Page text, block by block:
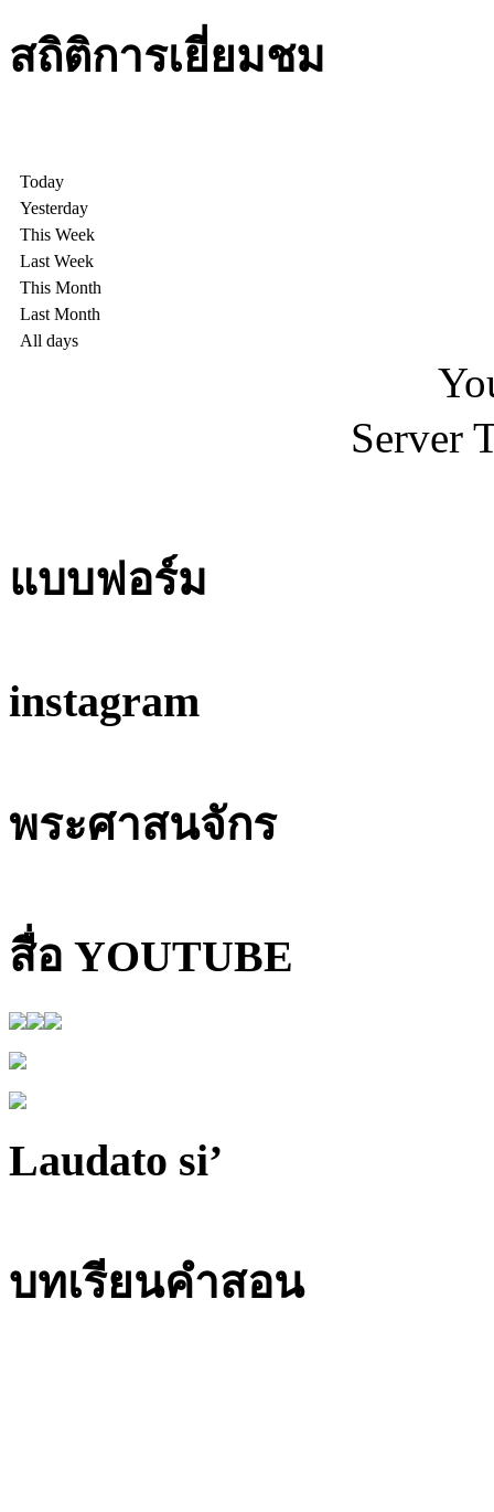
สถิติการเยี่ยมชม
Today
Yesterday
This Week
Last Week
This Month
Last Month
All days
Server
แบบฟอร์ม
instagram
พระศาสนจักร
สื่อ YOUTUBE
Laudato si’
บทเรียนคำสอน